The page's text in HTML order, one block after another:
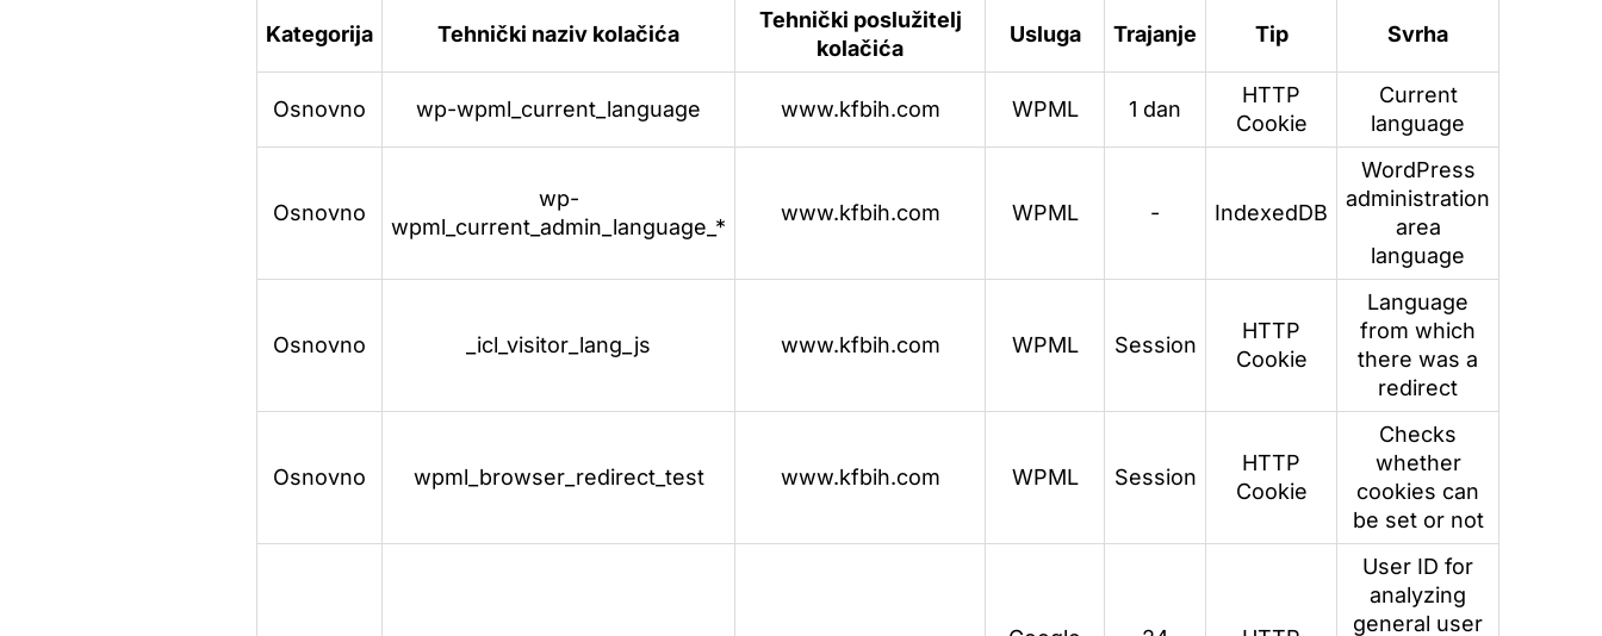
Kategorija Tehnički naziv kolačića
Tehnički poslužitelj
kolačića
Usluga Trajanje Tip Svrha
Osnovno wp-wpml_current_language www.kfbih.com WPML 1 dan
HTTP
Cookie
Current
language
Osnovno
wp-
wpml_current_admin_language_*
www.kfbih.com WPML - IndexedDB
WordPress
administration
area
language
Osnovno _icl_visitor_lang_js www.kfbih.com WPML Session
HTTP
Cookie
Language
from which
there was a
redirect
Osnovno wpml_browser_redirect_test www.kfbih.com WPML Session
HTTP
Cookie
Checks
whether
cookies can
be set or not
User ID for
analyzing
general user